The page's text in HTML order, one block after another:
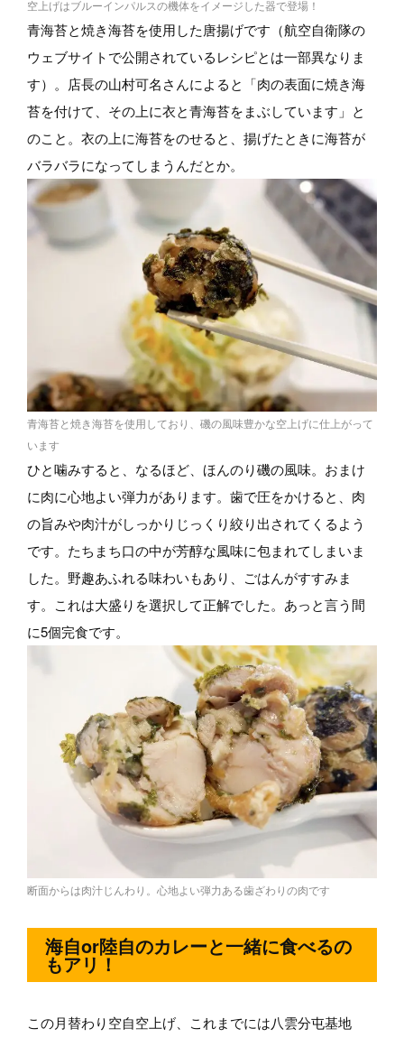
空上げはブルーインパルスの機体をイメージした器で登場！
青海苔と焼き海苔を使用した唐揚げです（航空自衛隊の
ウェブサイトで公開されているレシピとは一部異なりま
す）。店長の山村可名さんによると「肉の表面に焼き海
苔を付けて、その上に衣と青海苔をまぶしています」と
のこと。衣の上に海苔をのせると、揚げたときに海苔が
バラバラになってしまうんだとか。
青海苔と焼き海苔を使用しており、磯の風味豊かな空上げに仕上がって
います
ひと噛みすると、なるほど、ほんのり磯の風味。おまけ
に肉に心地よい弾力があります。歯で圧をかけると、肉
の旨みや肉汁がしっかりじっくり絞り出されてくるよう
です。たちまち口の中が芳醇な風味に包まれてしまいま
した。野趣あふれる味わいもあり、ごはんがすすみま
す。これは大盛りを選択して正解でした。あっと言う間
に5個完食です。
断面からは肉汁じんわり。心地よい弾力ある歯ざわりの肉です
海自or陸自のカレーと一緒に食べるの
もアリ！
この月替わり空自空上げ、これまでには八雲分屯基地